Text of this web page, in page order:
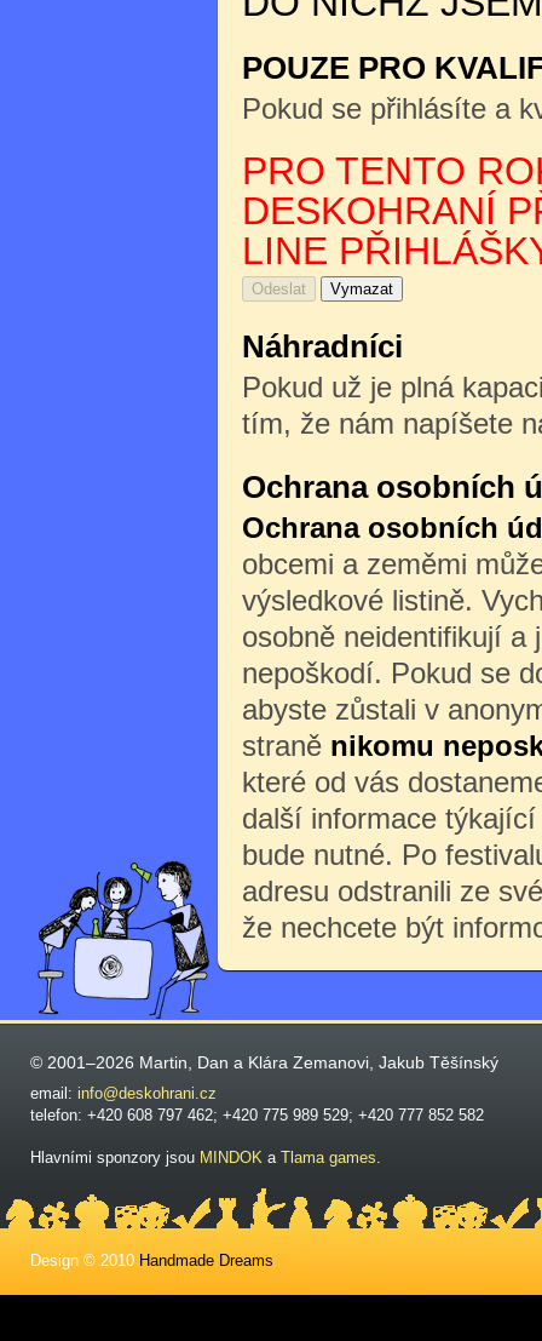
POUZE PRO
Pokud se přihlásíte a
PRO TENTO
DESKOHRANÍ
LINE
Náhradníci
Pokud už je plná
tím, že nám napíšete
Ochrana osobních
Ochrana osobních
obcemi a zeměmi
výsledkové listině.
osobně neidentifikují a
nepoškodí. Pokud se
abyste zůstali v
straně nikomu
které od vás
další informace
bude nutné. Po
adresu odstranili ze
že nechcete být
© 2001–2026 Martin, Dan a Klára Zemanovi, Jakub Těšínský
email: info@deskohrani.cz
telefon: +420 608 797 462; +420 775 989 529; +420 777 852 582
Hlavními sponzory jsou MINDOK a Tlama games.
Design © 2010 Handmade Dreams